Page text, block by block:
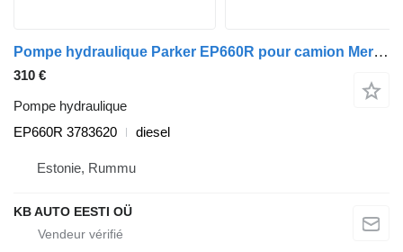
Pompe hydraulique Parker EP660R pour camion Mercedes-Benz Actros, Axor MP1
310 €
Pompe hydraulique
EP660R 3783620
diesel
Estonie, Rummu
KB AUTO EESTI OÜ